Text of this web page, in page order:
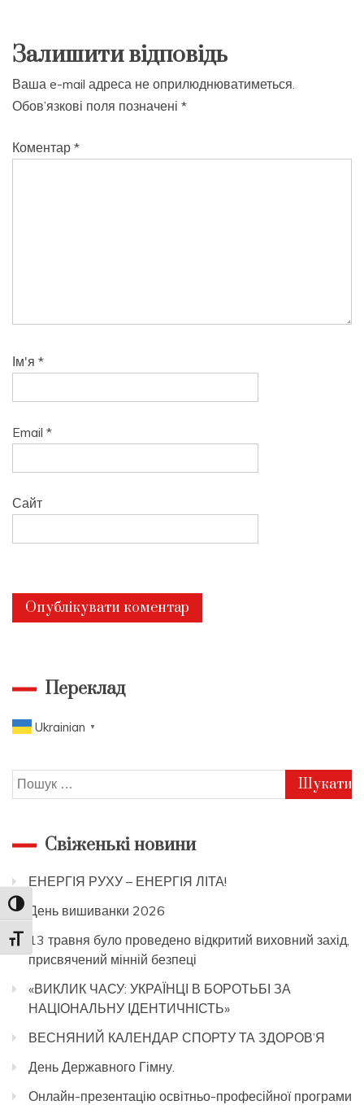
Toggle High Contrast
Toggle Font size
Залишити відповідь
Ваша e-mail адреса не оприлюднюватиметься.
Обов’язкові поля позначені *
Коментар *
Ім'я *
Email *
Сайт
Переклад
Ukrainian ▼
Пошук:
Свіженькі новини
ЕНЕРГІЯ РУХУ – ЕНЕРГІЯ ЛІТА!
День вишиванки 2026
13 травня було проведено відкритий виховний захід,
присвячений мінній безпеці
«ВИКЛИК ЧАСУ: УКРАЇНЦІ В БОРОТЬБІ ЗА
НАЦІОНАЛЬНУ ІДЕНТИЧНІСТЬ»
ВЕСНЯНИЙ КАЛЕНДАР СПОРТУ ТА ЗДОРОВ’Я
День Державного Гімну.
Онлайн-презентацію освітньо-професійної програми